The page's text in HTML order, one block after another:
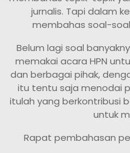
jurnalis. Tapi dalam
membahas soal-
Belum lagi soal
memakai acara HPN
dan berbagai pihak,
itu tentu saja menodai
itulah yang berkontribusi
untuk
Rapat pembahasan